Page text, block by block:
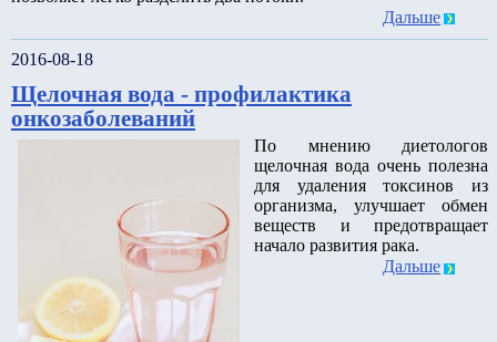
Дальше
2016-08-18
Щелочная вода - профилактика
онкозаболеваний
По мнению диетологов
щелочная вода очень полезна
для удаления токсинов из
организма, улучшает обмен
веществ и предотвращает
начало развития рака.
Дальше